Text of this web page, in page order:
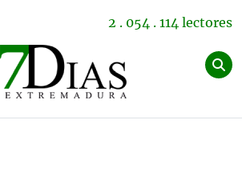
2 . 054 . 114 lectores